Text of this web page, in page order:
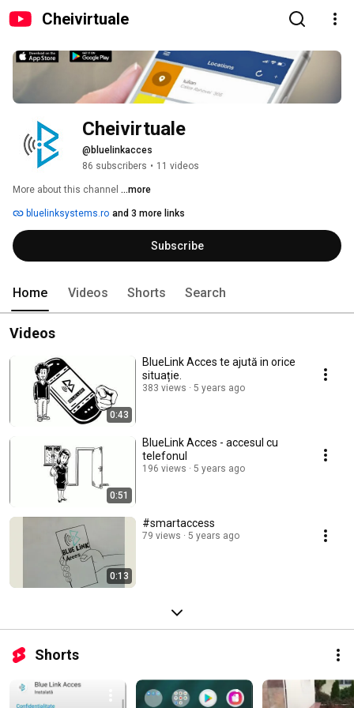
Cheivirtuale
Cheivirtuale
@bluelinkacces
86 subscribers • 11 videos
More about this channel ...more
bluelinksystems.ro and 3 more links
Subscribe
Home Videos Shorts Search
Videos
0:43
BlueLink Acces te ajută in orice
situație.
383 views 5 years ago
0:51
BlueLink Acces - accesul cu
telefonul
196 views 5 years ago
0:13
#smartaccess
79 views 5 years ago
Shorts